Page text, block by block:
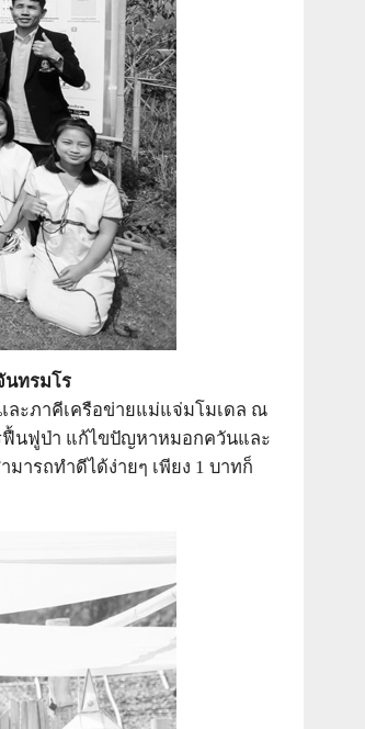
นทรมโร
ละภาคีเครือข่ายแม่แจ่มโมเดล ณ
ฟื้นฟูป่า แก้ไขปัญหาหมอกควันและ
ารถทำดีได้ง่ายๆ เพียง 1 บาทก็